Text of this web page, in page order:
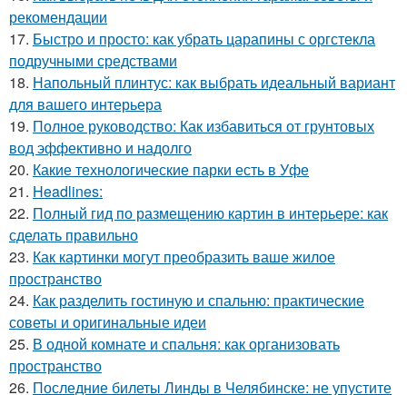
рекомендации
17. Быстро и просто: как убрать царапины с оргстекла
подручными средствами
18. Напольный плинтус: как выбрать идеальный вариант
для вашего интерьера
19. Полное руководство: Как избавиться от грунтовых
вод эффективно и надолго
20. Какие технологические парки есть в Уфе
21. Headlines:
22. Полный гид по размещению картин в интерьере: как
сделать правильно
23. Как картинки могут преобразить ваше жилое
пространство
24. Как разделить гостиную и спальню: практические
советы и оригинальные идеи
25. В одной комнате и спальня: как организовать
пространство
26. Последние билеты Линды в Челябинске: не упустите